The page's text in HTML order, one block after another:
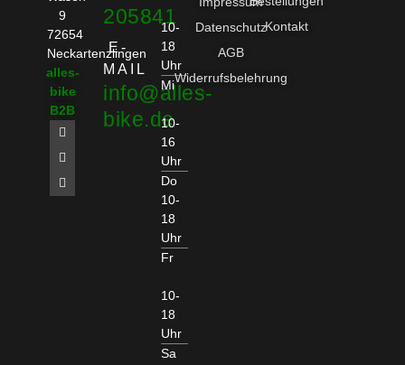
9
72654
Neckartenzlingen
alles-
bike
B2B
205841
E-
MAIL
info@alles-
bike.de
10-
18
Uhr
Mi
10-
16
Uhr
Do
10-
18
Uhr
Fr
10-
18
Uhr
Sa
Datenschutz
AGB
Widerrufsbelehrung
Kontakt